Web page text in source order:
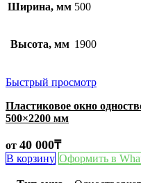
Ширина, мм 500
Высота, мм 1900
Быстрый просмотр
Пластиковое окно
500×2200 мм
от 40 000₸
В корзину Оформить в